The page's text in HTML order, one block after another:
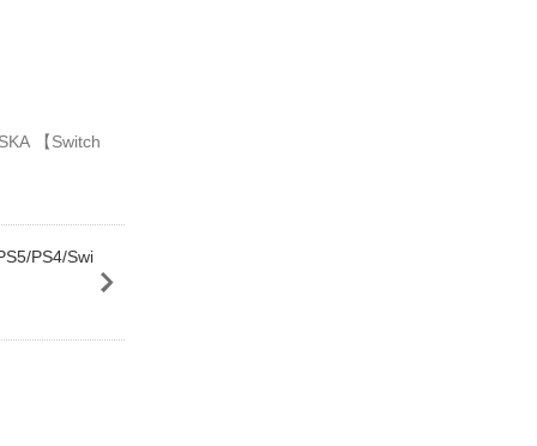
【Switch
PS4/Swi